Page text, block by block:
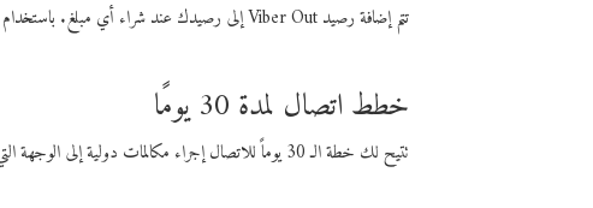
تتم إضافة رصيد Viber Out إلى رصيدك عند شراء أي مبلغ. باستخدام رصيدك، يمكنك إجراء مكالمات إلى أي رقم في العالم بأسعار فايبر المنخفضة.
خطط اتصال لمدة 30 يومًا
تتيح لك خطة الـ 30 يوماً للاتصال إجراء مكالمات دولية إلى الوجهة التي تختارها لمدة 30 يوماً بأسعار فايبر المنخفضة.